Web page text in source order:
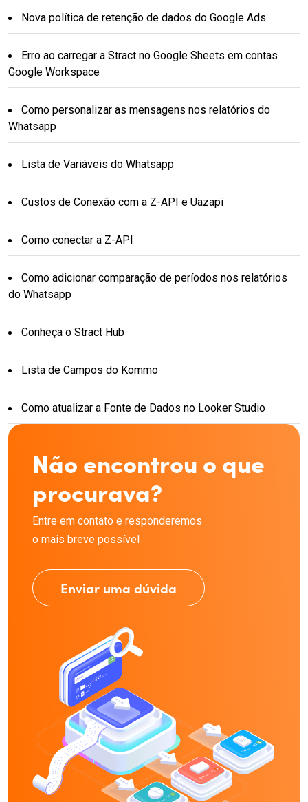
Nova política de retenção de dados do Google Ads
Erro ao carregar a Stract no Google Sheets em contas
Google Workspace
Como personalizar as mensagens nos relatórios do
Whatsapp
Lista de Variáveis do Whatsapp
Custos de Conexão com a Z-API e Uazapi
Como conectar a Z-API
Como adicionar comparação de períodos nos relatórios
do Whatsapp
Conheça o Stract Hub
Lista de Campos do Kommo
Como atualizar a Fonte de Dados no Looker Studio
Não encontrou o que
procurava?
Entre em contato e responderemos
o mais breve possível
Enviar uma dúvida